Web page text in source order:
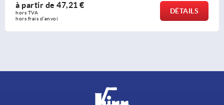
à partir de 47,21 €
hors TVA
hors frais d’envoi
DÉTAILS